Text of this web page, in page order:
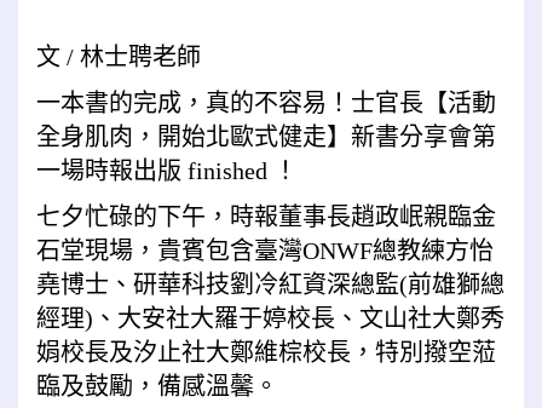
文 / 林士聘老師
一本書的完成，真的不容易！士官長【活動
全身肌肉，開始北歐式健走】新書分享會第
一場時報出版 finished
！
七夕忙碌的下午，時報董事長趙政岷親臨金
石堂現場，貴賓包含臺灣ONWF總教練方怡
堯博士、研華科技劉冷紅資深總監(前雄獅總
經理) 、大安社大羅于婷校長、文山社大鄭秀
娟校長及汐止社大鄭維棕校長，特別撥空蒞
臨及鼓勵，備感溫馨。